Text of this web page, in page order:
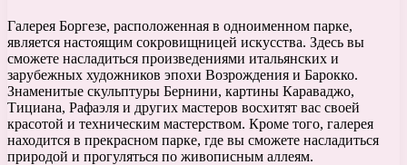
Галерея Боргезе, расположенная в одноименном парке,
является настоящим сокровищницей искусства. Здесь вы
сможете насладиться произведениями итальянских и
зарубежных художников эпохи Возрождения и Барокко.
Знаменитые скульптуры Бернини, картины Караваджо,
Тициана, Рафаэля и других мастеров восхитят вас своей
красотой и техническим мастерством. Кроме того, галерея
находится в прекрасном парке, где вы сможете насладиться
природой и прогуляться по живописным аллеям.